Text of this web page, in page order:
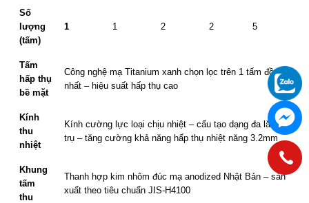
Số
lượng
(tấm)
1 1 2 2 5
Tấm
hấp thụ
bề mặt
Công nghệ mạ Titanium xanh chọn lọc trên 1 tấm đồng
nhất – hiệu suất hấp thụ cao
Kính
thu
nhiệt
Kính cường lực loại chịu nhiệt – cấu tạo dạng đa lăng
trụ – tăng cường khả năng hấp thụ nhiệt năng 3.2mm
Khung
tấm
thu
Thanh hợp kim nhôm đúc mạ anodized Nhật Bản – sản
xuất theo tiêu chuẩn JIS-H4100